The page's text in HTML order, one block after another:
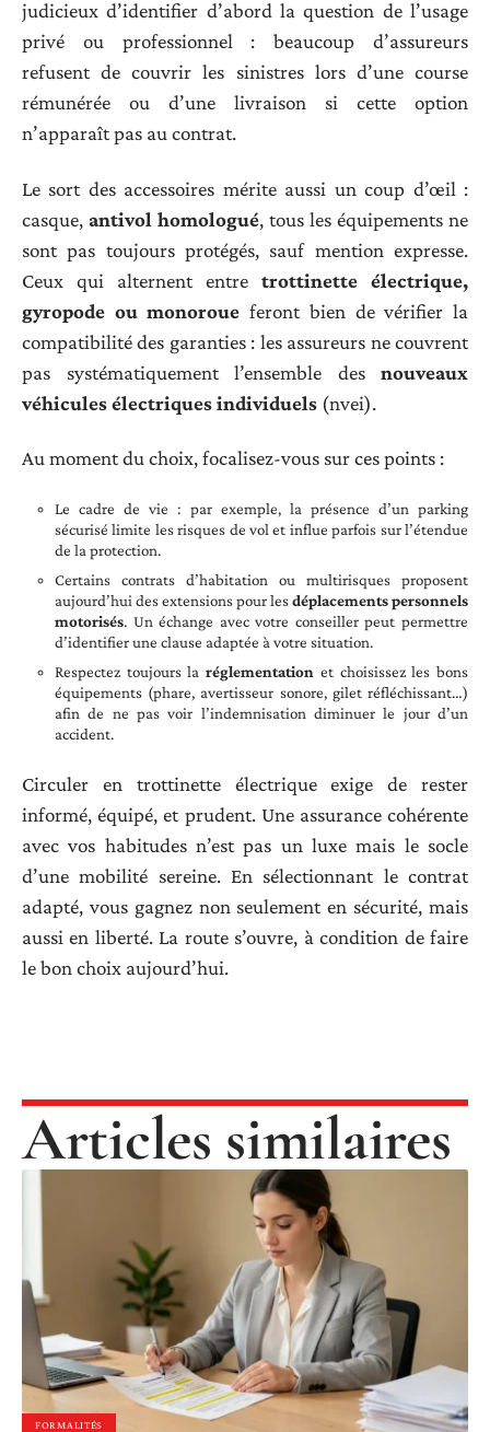
judicieux d’identifier d’abord la question de l’usage
privé ou professionnel : beaucoup d’assureurs
refusent de couvrir les sinistres lors d’une course
rémunérée ou d’une livraison si cette option
n’apparaît pas au contrat.
Le sort des accessoires mérite aussi un coup d’œil :
casque, antivol homologué, tous les équipements ne
sont pas toujours protégés, sauf mention expresse.
Ceux qui alternent entre trottinette électrique,
gyropode ou monoroue feront bien de vérifier la
compatibilité des garanties : les assureurs ne couvrent
pas systématiquement l’ensemble des nouveaux
véhicules électriques individuels (nvei).
Au moment du choix, focalisez-vous sur ces points :
Le cadre de vie : par exemple, la présence d’un parking
sécurisé limite les risques de vol et influe parfois sur l’étendue
de la protection.
Certains contrats d’habitation ou multirisques proposent
aujourd’hui des extensions pour lesdéplacements personnels
motorisés. Un échange avec votre conseiller peut permettre
d’identifier une clause adaptée à votre situation.
Respectez toujours laréglementation et choisissez les bons
équipements (phare, avertisseur sonore, gilet réfléchissant…)
afin de ne pas voir l’indemnisation diminuer le jour d’un
accident.
Circuler en trottinette électrique exige de rester
informé, équipé, et prudent. Une assurance cohérente
avec vos habitudes n’est pas un luxe mais le socle
d’une mobilité sereine. En sélectionnant le contrat
adapté, vous gagnez non seulement en sécurité, mais
aussi en liberté. La route s’ouvre, à condition de faire
le bon choix aujourd’hui.
Articles similaires
FORMALITÉS